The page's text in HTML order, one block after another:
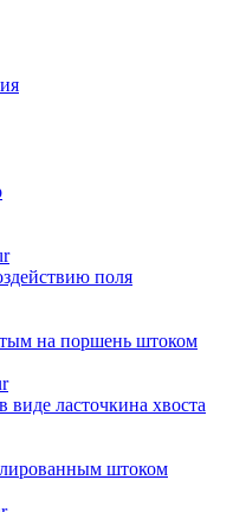
поля
на поршень штоком
ласточкина хвоста
штоком